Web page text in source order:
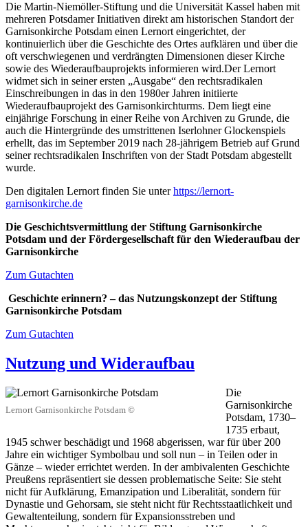
Die Martin-Niemöller-Stiftung und die Universität Kassel haben mit
mehreren Potsdamer Initiativen direkt am historischen Standort der
Garnisonkirche Potsdam einen Lernort eingerichtet, der
kontinuierlich über die Geschichte des Ortes aufklären und über die
oft verschwiegenen und verdrängten Dimensionen dieser Kirche
sowie des Wiederaufbauprojekts informieren wird.Der Lernort
widmet sich in seiner ersten „Ausgabe“ den rechtsradikalen
Einschreibungen in das in den 1980er Jahren initiierte
Wiederaufbauprojekt des Garnisonkirchturms. Dem liegt eine
einjährige Forschung in einer Reihe von Archiven zu Grunde, die
auch die Hintergründe des umstrittenen Iserlohner Glockenspiels
erhellt, das im September 2019 nach 28-jährigem Betrieb auf Grund
seiner rechtsradikalen Inschriften von der Stadt Potsdam abgestellt
wurde.
Den digitalen Lernort finden Sie unterhttps://lernort-
garnisonkirche.de
Die Geschichtsvermittlung der Stiftung Garnisonkirche
Potsdam und der Fördergesellschaft für den Wiederaufbau der
Garnisonkirche
Zum Gutachten
Geschichte erinnern? – das Nutzungskonzept der Stiftung
Garnisonkirche Potsdam
Zum Gutachten
Nutzung und Wideraufbau
Lernort Garnisonkirche Potsdam ©
Die
Garnisonkirche
Potsdam, 1730–
1735 erbaut,
1945 schwer beschädigt und 1968 abgerissen, war für über 200
Jahre ein wichtiger Symbolbau und soll nun – in Teilen oder in
Gänze – wieder errichtet werden. In der ambivalenten Geschichte
Preußens repräsentiert sie dessen problematische Seite: Sie steht
nicht für Aufklärung, Emanzipation und Liberalität, sondern für
Dynastie und Gehorsam, sie steht nicht für Rechtsstaatlichkeit und
Gewaltenteilung, sondern für Expansionsstreben und